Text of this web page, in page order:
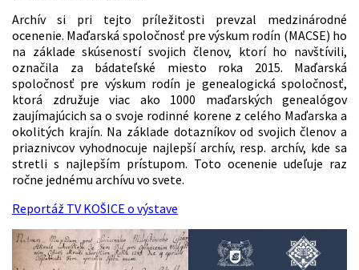
Archív si pri tejto príležitosti prevzal medzinárodné
ocenenie. Maďarská spoločnosť pre výskum rodín (MACSE) ho
na základe skúseností svojich členov, ktorí ho navštívili,
označila za bádateľské miesto roka 2015. Maďarská
spoločnosť pre výskum rodín je genealogická spoločnosť,
ktorá združuje viac ako 1000 maďarských genealógov
zaujímajúcich sa o svoje rodinné korene z celého Maďarska a
okolitých krajín. Na základe dotazníkov od svojich členov a
priaznivcov vyhodnocuje najlepší archív, resp. archív, kde sa
stretli s najlepším prístupom. Toto ocenenie udeľuje raz
ročne jednému archívu vo svete.
Reportáž TV KOŠICE o výstave